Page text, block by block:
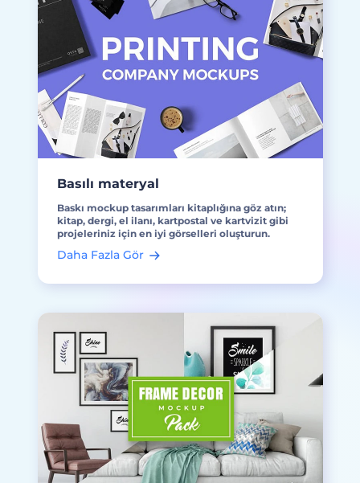
Basılı materyal
Baskı mockup tasarımları kitaplığına göz atın;
kitap, dergi, el ilanı, kartpostal ve kartvizit gibi
projeleriniz için en iyi görselleri oluşturun.
Daha Fazla Gör